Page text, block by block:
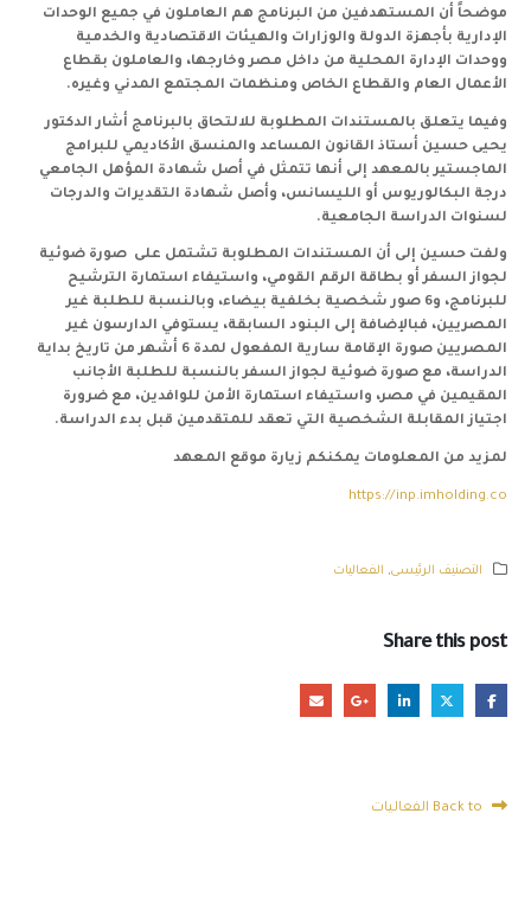
موضحاً أن المستهدفين من البرنامج هم العاملون في جميع الوحدات
الإدارية بأجهزة الدولة والوزارات والهيئات الاقتصادية والخدمية
ووحدات الإدارة المحلية من داخل مصر وخارجها، والعاملون بقطاع
الأعمال العام والقطاع الخاص ومنظمات المجتمع المدني وغيره.
وفيما يتعلق بالمستندات المطلوبة للالتحاق بالبرنامج أشار الدكتور
يحيى حسين أستاذ القانون المساعد والمنسق الأكاديمي للبرامج
الماجستير بالمعهد إلى أنها تتمثل في أصل شهادة المؤهل الجامعي
درجة البكالوريوس أو الليسانس، وأصل شهادة التقديرات والدرجات
لسنوات الدراسة الجامعية.
ولفت حسين إلى أن المستندات المطلوبة تشتمل على صورة ضوئية
لجواز السفر أو بطاقة الرقم القومي، واستيفاء استمارة الترشيح
للبرنامج، و6 صور شخصية بخلفية بيضاء، وبالنسبة للطلبة غير
المصريين، فبالإضافة إلى البنود السابقة، يستوفي الدارسون غير
المصريين صورة الإقامة سارية المفعول لمدة 6 أشهر من تاريخ بداية
الدراسة، مع صورة ضوئية لجواز السفر بالنسبة للطلبة الأجانب
المقيمين في مصر، واستيفاء استمارة الأمن للوافدين، مع ضرورة
اجتياز المقابلة الشخصية التي تعقد للمتقدمين قبل بدء الدراسة.
لمزيد من المعلومات يمكنكم زيارة موقع المعهد
https://inp.imholding.co
التصنيف الرئيسى, الفعاليات
Share this post